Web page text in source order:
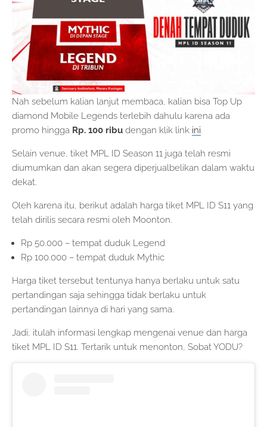
Nah sebelum kalian lanjut membaca, kalian bisa Top Up
diamond Mobile Legends terlebih dahulu karena ada
promo hingga Rp. 100 ribu dengan klik link ini
Selain venue, tiket MPL ID Season 11 juga telah resmi
diumumkan dan akan segera diperjualbelikan dalam waktu
dekat.
Oleh karena itu, berikut adalah harga tiket MPL ID S11 yang
telah dirilis secara resmi oleh Moonton.
Rp 50.000 – tempat duduk Legend
Rp 100.000 – tempat duduk Mythic
Harga tiket tersebut tentunya hanya berlaku untuk satu
pertandingan saja sehingga tidak berlaku untuk
pertandingan lainnya di hari yang sama.
Jadi, itulah informasi lengkap mengenai venue dan harga
tiket MPL ID S11. Tertarik untuk menonton, Sobat YODU?